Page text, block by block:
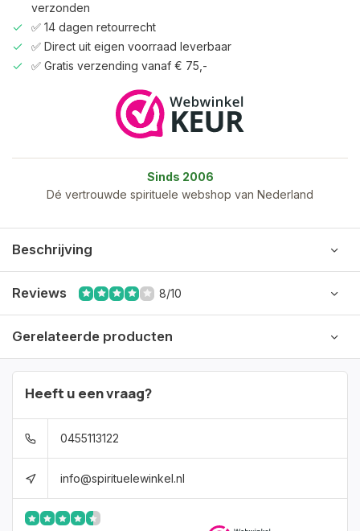
verzonden
✅ 14 dagen retourrecht
✅ Direct uit eigen voorraad leverbaar
✅ Gratis verzending vanaf € 75,-
Sinds 2006
Dé vertrouwde spirituele webshop van Nederland
Beschrijving
Reviews 8/10
Gerelateerde producten
Heeft u een vraag?
0455113122
info@spirituelewinkel.nl